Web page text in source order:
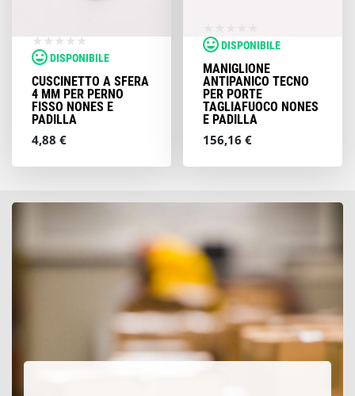
DISPONIBILE
CUSCINETTO A SFERA
4 MM PER PERNO
FISSO NONES E
PADILLA
4,88 €
DISPONIBILE
MANIGLIONE
ANTIPANICO TECNO
PER PORTE
TAGLIAFUOCO NONES
E PADILLA
156,16 €